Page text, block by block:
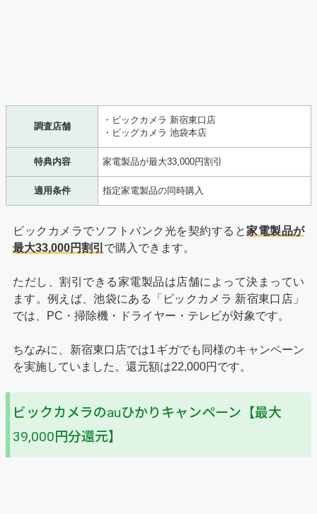
調査店舗
・ビックカメラ 新宿東口店
・ビッグカメラ 池袋本店
特典内容 家電製品が最大33,000円割引
適用条件 指定家電製品の同時購入
ビックカメラでソフトバンク光を契約すると家電製品が
最大33,000円割引 で購入できます。
ただし、割引できる家電製品は店舗によって決まってい
ます。例えば、池袋にある「ビックカメラ 新宿東口店」
では、PC・掃除機・ドライヤー・テレビが対象です。
ちなみに、新宿東口店では1ギガでも同様のキャンペーン
を実施していました。還元額は22,000円です。
ビックカメラのauひかりキャンペーン【最大
39,000円分還元】